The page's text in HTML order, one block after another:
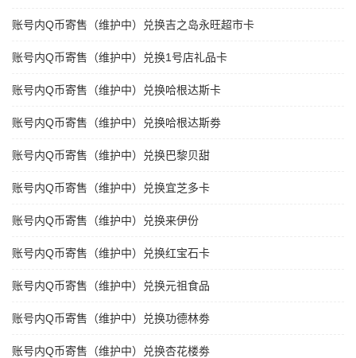
账号内Q币寄售（维护中）兑换吉之岛永旺超市卡
账号内Q币寄售（维护中）兑换1号店礼品卡
账号内Q币寄售（维护中）兑换哈根达斯卡
账号内Q币寄售（维护中）兑换哈根达斯劵
账号内Q币寄售（维护中）兑换巴黎贝甜
账号内Q币寄售（维护中）兑换宜芝多卡
账号内Q币寄售（维护中）兑换来伊份
账号内Q币寄售（维护中）兑换红宝石卡
账号内Q币寄售（维护中）兑换元祖食品
账号内Q币寄售（维护中）兑换功德林劵
账号内Q币寄售（维护中）兑换杏花楼劵